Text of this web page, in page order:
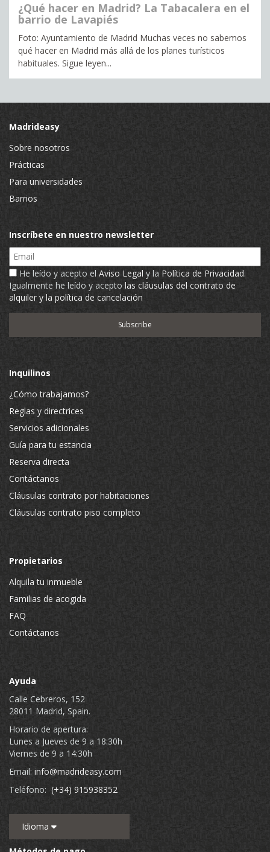
¿Qué hacer en Madrid? La Tabacalera en el
barrio de Lavapiés
Foto: Ayuntamiento de Madrid Muchas veces no sabemos
qué hacer en Madrid más allá de los planes turísticos
habituales. Sigue leyen...
Madrideasy
Sobre nosotros
Prácticas
Para universidades
Barrios
Inscríbete en nuestro newsletter
Email
He leído y acepto el Aviso Legal y la Política de Privacidad.
Igualmente he leído y acepto las cláusulas del contrato de
alquiler y la política de cancelación
Inquilinos
¿Cómo trabajamos?
Reglas y directrices
Servicios adicionales
Guía para tu estancia
Reserva directa
Contáctanos
Cláusulas contrato por habitaciones
Cláusulas contrato piso completo
Propietarios
Alquila tu inmueble
Familias de acogida
FAQ
Contáctanos
Ayuda
Calle Cebreros, 152
28011 Madrid, Spain.
Horario de apertura:
Lunes a Jueves de 9 a 18:30h
Viernes de 9 a 14:30h
Email: info@madrideasy.com
Teléfono: (+34) 915938352
Idioma